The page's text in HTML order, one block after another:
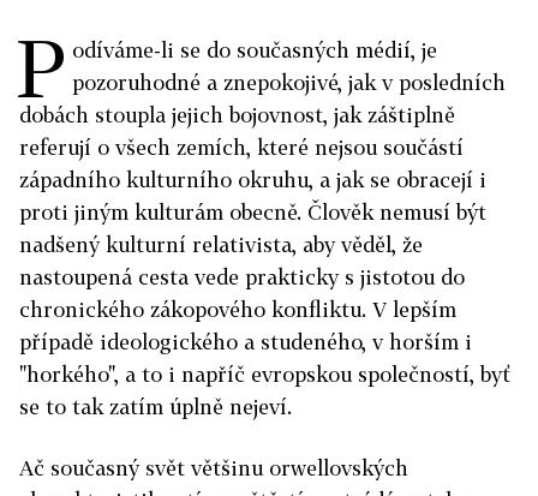
P odíváme-li se do současných médií, je
pozoruhodné a znepokojivé, jak v posledních
dobách stoupla jejich bojovnost, jak záštiplně
referují o všech zemích, které nejsou součástí
západního kulturního okruhu, a jak se obracejí i
proti jiným kulturám obecně. Člověk nemusí být
nadšený kulturní relativista, aby věděl, že
nastoupená cesta vede prakticky s jistotou do
chronického zákopového konfliktu. V lepším
případě ideologického a studeného, v horším i
"horkého", a to i napříč evropskou společností, byť
se to tak zatím úplně nejeví.
Ač současný svět většinu orwellovských